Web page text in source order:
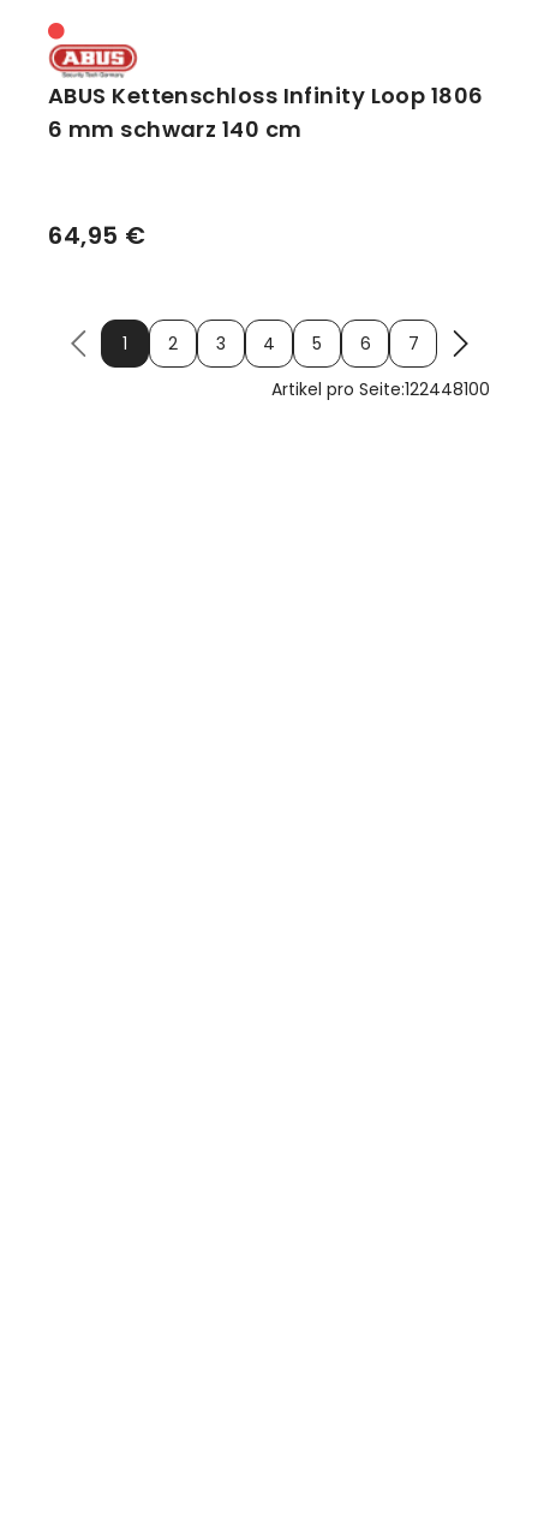
ABUS Kettenschloss Infinity Loop 1806
6 mm schwarz 140 cm
64,95 €
1 2 3 4 5 6
7
Artikel pro Seite:122448100